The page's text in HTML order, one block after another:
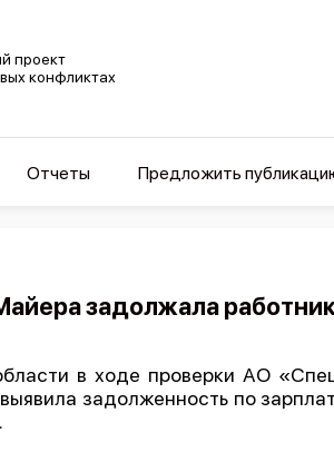
проект
конфликтах
Отчеты Предложить
задолжала
в ходе проверки АО
задолженность по